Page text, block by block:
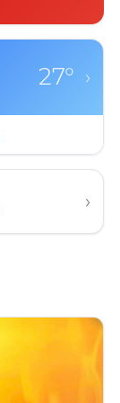
27° ›
›